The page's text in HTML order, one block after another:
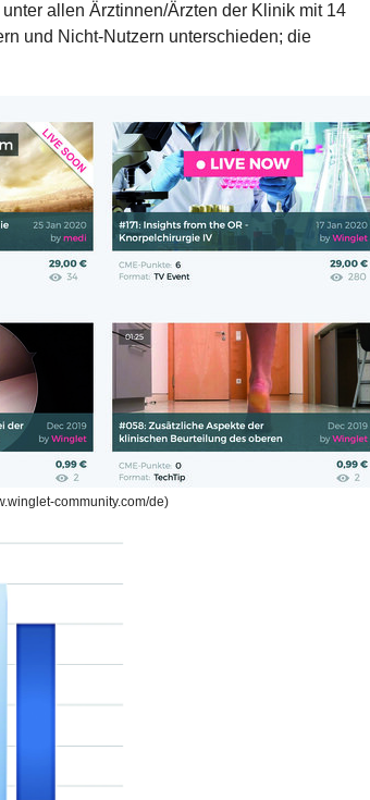
allen Ärztinnen/Ärzten der Klinik mit 14
und Nicht-Nutzern unterschieden; die
community.com/de)